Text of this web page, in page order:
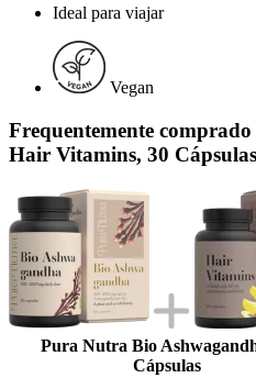
Ideal para viajar
Vegan
Frequentemente
Hair Vitamins, 30 Cápsulas
Pura Nutra Bio
Cápsulas